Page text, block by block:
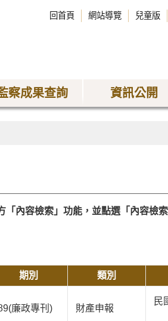
回首頁 網站導覽 兒童版
察成果查詢 資訊公開
內容檢索」功能，並點選「內容檢
期別 類別
廉政專刊) 財產申報
民